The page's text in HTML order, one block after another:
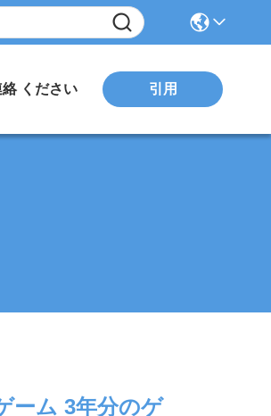
絡 ください 引用
ーム 3年分のゲ